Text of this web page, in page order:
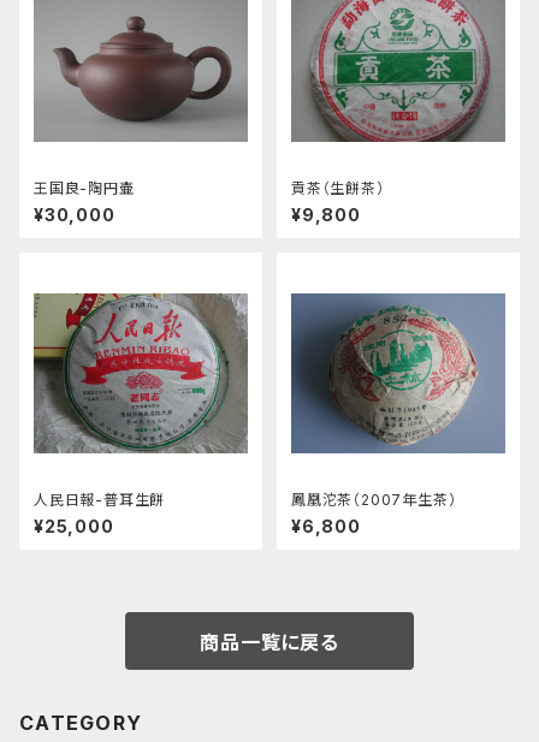
王国良-陶円壷
¥30,000
貢茶（生餅茶）
¥9,800
人民日報-普耳生餅
¥25,000
鳳凰沱茶（2007年生茶）
¥6,800
商品一覧に戻る
CATEGORY